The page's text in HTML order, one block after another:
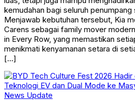
kemudahan bagi seluruh penumpang
Menjawab kebutuhan tersebut, Kia
Carens sebagai family mover
in Every Row, yang memastikan
menikmati kenyamanan setara di
[…]
News Update